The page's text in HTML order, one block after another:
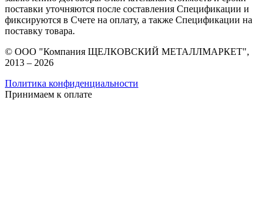
поставки уточняются после составления Спецификации и
фиксируются в Счете на оплату, а также Спецификации на
поставку товара.
© ООО "Компания ЩЕЛКОВСКИЙ МЕТАЛЛМАРКЕТ",
2013 – 2026
Политика конфиденциальности
Принимаем к оплате